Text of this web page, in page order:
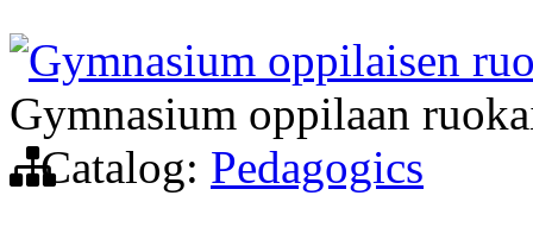
Gymnasium oppilaisen
Gymnasium oppilaan
Catalog: Pedagogics